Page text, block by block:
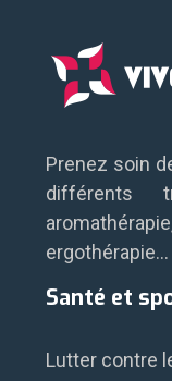
Prenez soin
différents
ergothérapie…
Santé et
Lutter contre